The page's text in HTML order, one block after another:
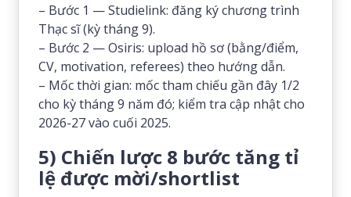
– Bước 1 — Studielink: đăng ký chương trình
Thạc sĩ (kỳ tháng 9).
– Bước 2 — Osiris: upload hồ sơ (bằng/điểm,
CV, motivation, referees) theo hướng dẫn.
– Mốc thời gian: mốc tham chiếu gần đây 1/2
cho kỳ tháng 9 năm đó; kiểm tra cập nhật cho
2026-27 vào cuối 2025.
5) Chiến lược 8 bước tăng tỉ
lệ được mời/shortlist